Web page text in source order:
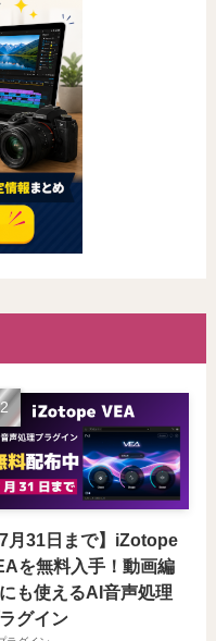
7月31日まで】iZotope
を無料入手！動画編
も使えるAI音声処理
グイン